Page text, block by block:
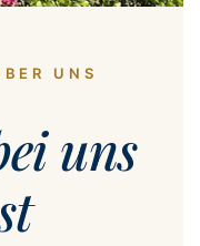
UNS
uns